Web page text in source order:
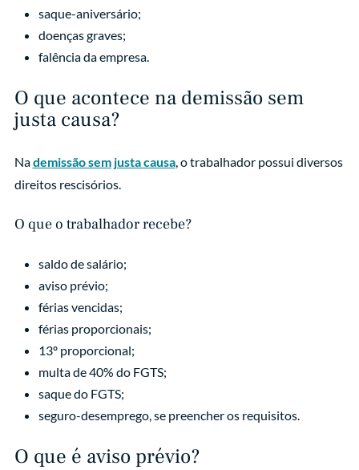
saque-aniversário;
doenças graves;
falência da empresa.
O que acontece na demissão sem
justa causa?
Nademissão sem justa causa, o trabalhador possui diversos
direitos rescisórios.
O que o trabalhador recebe?
saldo de salário;
aviso prévio;
férias vencidas;
férias proporcionais;
13º proporcional;
multa de 40% do FGTS;
saque do FGTS;
seguro-desemprego, se preencher os requisitos.
O que é aviso prévio?